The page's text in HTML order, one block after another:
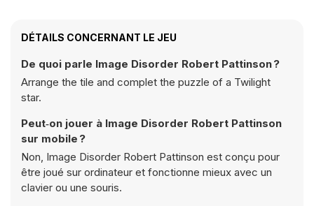
DÉTAILS CONCERNANT LE JEU
De quoi parle Image Disorder Robert Pattinson ?
Arrange the tile and complet the puzzle of a Twilight
star.
Peut‑on jouer à Image Disorder Robert Pattinson
sur mobile ?
Non, Image Disorder Robert Pattinson est conçu pour
être joué sur ordinateur et fonctionne mieux avec un
clavier ou une souris.